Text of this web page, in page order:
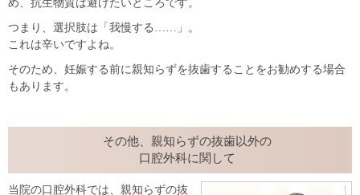
め、抗生物質は避けたいところです。
つまり、選択肢は「我慢する …… 」。
これは辛いですよね。
そのため、妊娠する前に親知らずを抜歯することをお勧めする場合
もあります。
その他、親知らずの抜歯以外の
口腔外科に関して
当院の口腔外科では、親知らずの抜